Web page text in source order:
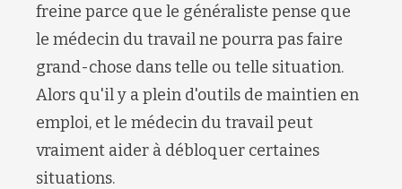
freine parce que le généraliste pense que
le médecin du travail ne pourra pas faire
grand-chose dans telle ou telle situation.
Alors qu'il y a plein d'outils de maintien en
emploi, et le médecin du travail peut
vraiment aider à débloquer certaines
situations.